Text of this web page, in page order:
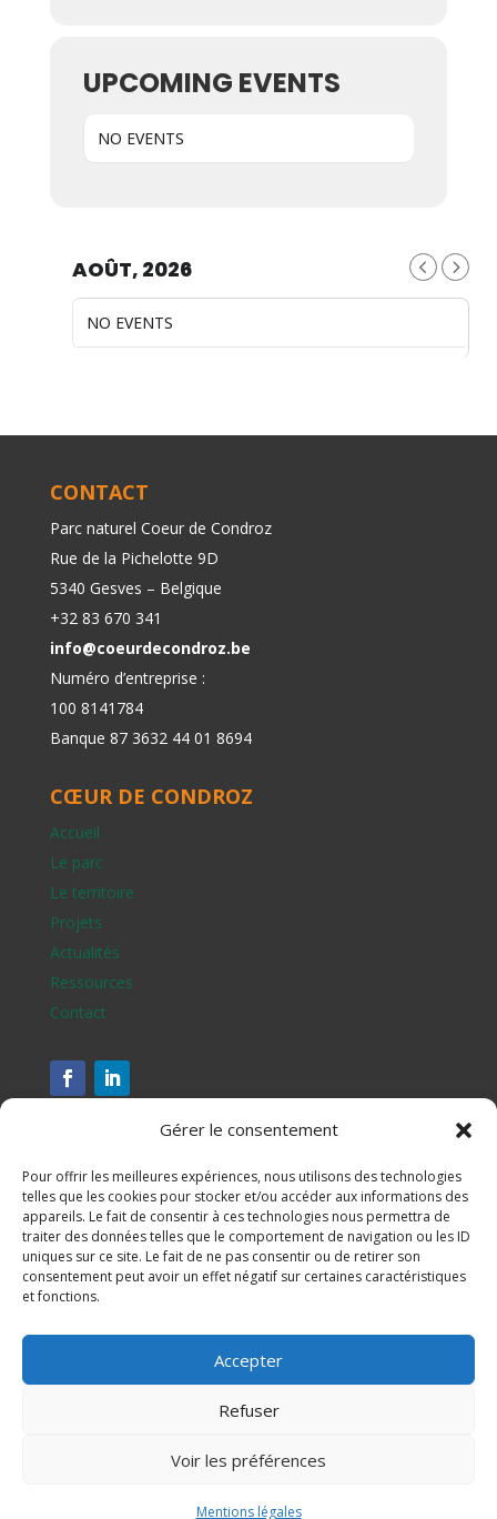
Gérer le consentement
Pour offrir les meilleures expériences, nous utilisons des technologies
telles que les cookies pour stocker et/ou accéder aux informations des
appareils. Le fait de consentir à ces technologies nous permettra de
traiter des données telles que le comportement de navigation ou les ID
uniques sur ce site. Le fait de ne pas consentir ou de retirer son
consentement peut avoir un effet négatif sur certaines caractéristiques
et fonctions.
Accepter
Refuser
Voir les préférences
Mentions légales
UPCOMING EVENTS
NO EVENTS
AOÛT, 2026
NO EVENTS
CONTACT
Parc naturel Coeur de Condroz
Rue de la Pichelotte 9D
5340 Gesves – Belgique
+32 83 670 341
info@coeurdecondroz.be
Numéro d’entreprise :
100 8141784
Banque 87 3632 44 01 8694
CŒUR DE CONDROZ
Accueil
Le parc
Le territoire
Projets
Actualités
Ressources
Contact
Assesse, Ciney, Gesves, Hamois, Havelange et Ohey
S'inscrire à notre newsletter